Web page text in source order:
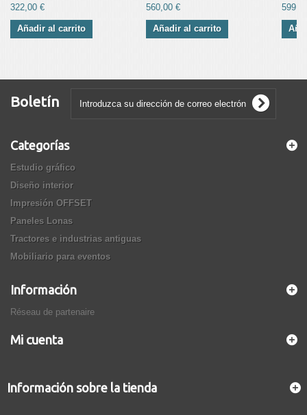
322,00 €
Añadir al carrito
560,00 €
Añadir al carrito
Boletín
Categorías
Estudio gráfico
Diseño interior
Impresión OFFSET
Paneles Lonas
Tractores e industrias antiguas
Mobiliario para eventos
Información
Réseau de partenaire
Mi cuenta
Información sobre la tienda